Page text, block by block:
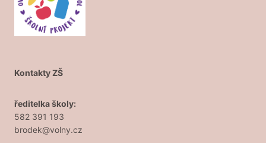
Kontakty ZŠ
ředitelka školy:
582 391 193
brodek@volny.cz